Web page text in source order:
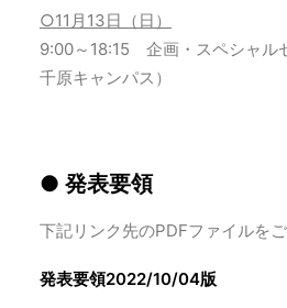
○11月13日（日）
9:00～18:15 企画・スペシャル
千原キャンパス）
● 発表要領
下記リンク先のPDFファイルを
発表要領2022/10/04版